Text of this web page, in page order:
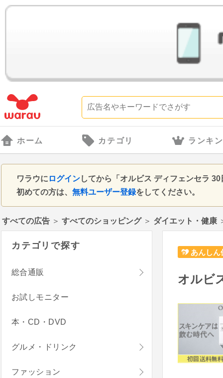
ホーム カテゴリ ランキ
ワラウに ログインしてから「オルビス ディフェンセラ
初めての方は、 無料ユーザー登録をしてください。
すべての広告 ＞ すべてのショッピング＞ ダイエット・健康
あんしん
オルビ
カテゴリで探す
総合通販
お試しモニター
本・CD・DVD
グルメ・ドリンク
ファッション